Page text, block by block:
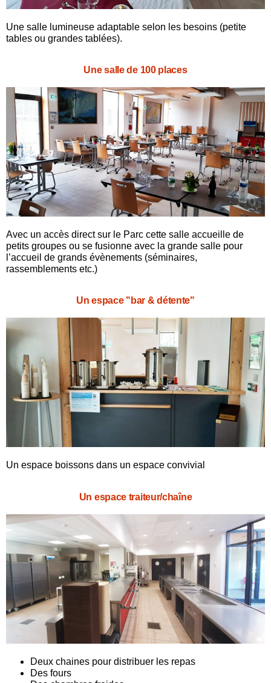
Une salle lumineuse adaptable selon les besoins (petite
tables ou grandes tablées).
Une salle de 100 places
Avec un accès direct sur le Parc cette salle accueille de
petits groupes ou se fusionne avec la grande salle pour
l’accueil de grands évènements (séminaires,
rassemblements etc.)
Un espace "bar & détente"
Un espace boissons dans un espace convivial
Un espace traiteur/chaîne
Deux chaines pour distribuer les repas
Des fours